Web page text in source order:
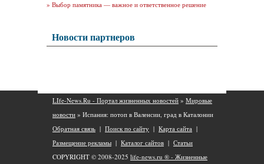
» Выбор памятника — важное и ответственное решение
Новости партнеров
LIfe-News.Ru - Портал жизненных новостей » Мировые
новости » Испания: потоп в Валенсии, град в Каталонии
Обратная связь | Поиск по сайту | Карта сайта |
Размещение рекламы | Каталог сайтов | Статьи
COPYRIGHT © 2008-2025 life-news.ru ® - Жизненные